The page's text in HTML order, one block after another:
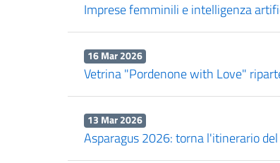
Imprese femminili e intelligenza
16 Mar 2026
Vetrina "Pordenone with Love"
13 Mar 2026
Asparagus 2026: torna l'itinerario